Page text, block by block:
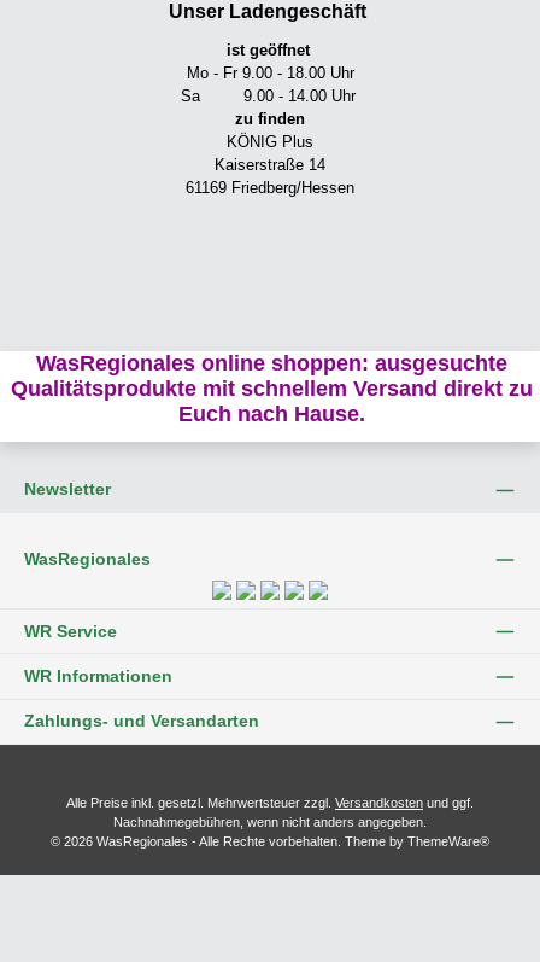
Unser Ladengeschäft
ist geöffnet
Mo - Fr 9.00 - 18.00 Uhr
Sa 9.00 - 14.00 Uhr
zu finden
KÖNIG Plus
Kaiserstraße 14
61169 Friedberg/Hessen
WasRegionales online shoppen: ausgesuchte
Qualitätsprodukte mit schnellem Versand direkt zu
Euch nach Hause.
Newsletter
WasRegionales
WR Service
WR Informationen
Zahlungs- und Versandarten
Alle Preise inkl. gesetzl. Mehrwertsteuer zzgl. Versandkosten und ggf.
Nachnahmegebühren, wenn nicht anders angegeben.
© 2026 WasRegionales - Alle Rechte vorbehalten. Theme by ThemeWare®